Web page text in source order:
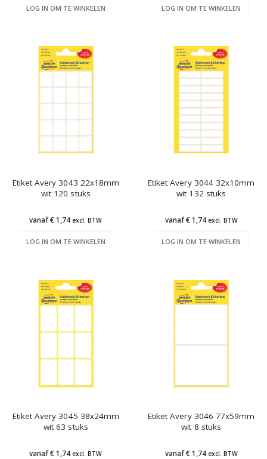
LOG IN OM TE WINKELEN LOG IN OM TE WINKELEN
Etiket Avery 3043 22x18mm
wit 120 stuks
vanaf € 1,74excl. BTW
LOG IN OM TE WINKELEN
Etiket Avery 3044 32x10mm
wit 132 stuks
vanaf € 1,74 excl. BTW
LOG IN OM TE WINKELEN
Etiket Avery 3045 38x24mm
wit 63 stuks
vanaf € 1,74excl. BTW
Etiket Avery 3046 77x59mm
wit 8 stuks
vanaf € 1,74 excl. BTW